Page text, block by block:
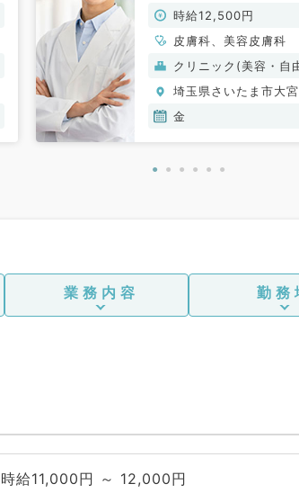
です（美容皮膚科、皮
／非常勤）
時給12,500円
皮膚科、美容皮膚科
クリニック(美容・自
療）
埼玉県さいたま市大
金
業務内容 勤務
時給11,000円 ～ 12,000円